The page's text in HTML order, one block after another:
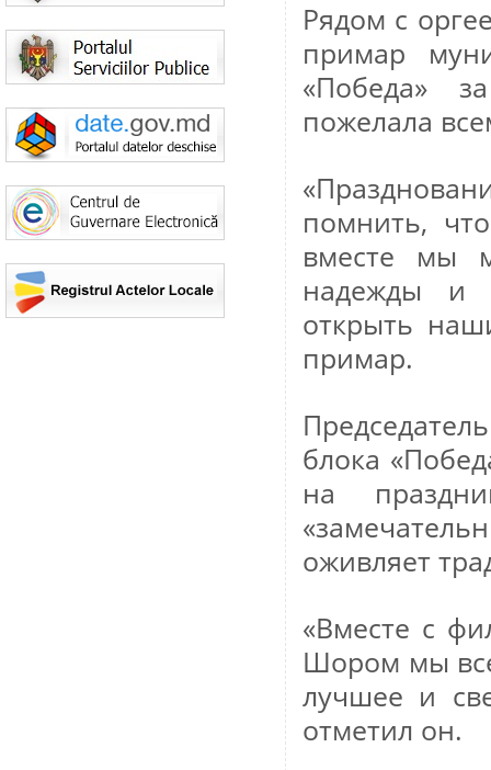
Рядом с
примар
«Победа»
пожелала
помнить,
вместе мы
надежды и
открыть
примар.
блока
на
оживляет
«Вместе с
Шором мы
лучшее и
отметил он.